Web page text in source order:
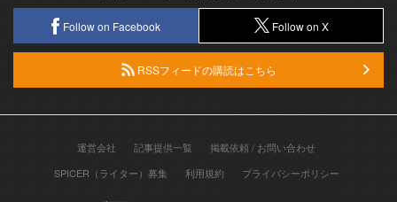
Follow on Facebook Follow on X
RSSフィードの購読はこちら
運営会社 記事提供一覧
掲載依頼 / お問い合わせ
SPICER（ライター）募集
利用規約 プライバシーポリシー